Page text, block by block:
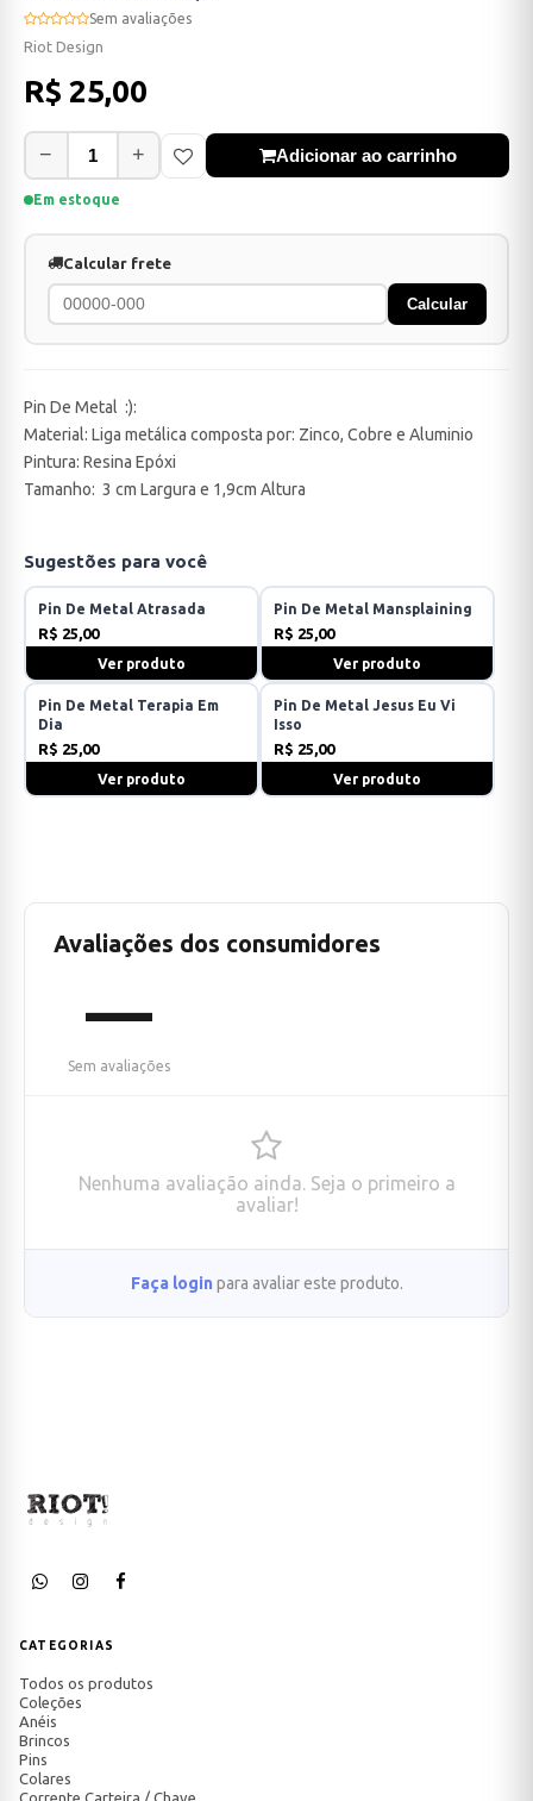
Sem avaliações
Riot Design
R$ 25,00
− + Adicionar ao carrinho
Em estoque
Calcular frete
Calcular
Pin De Metal :):
Material: Liga metálica composta por: Zinco, Cobre e Aluminio
Pintura: Resina Epóxi
Tamanho: 3 cm Largura e 1,9cm Altura
Sugestões para você
Pin De Metal Atrasada
R$ 25,00
Ver produto
Pin De Metal Mansplaining
R$ 25,00
Ver produto
Pin De Metal Terapia Em
Dia
R$ 25,00
Ver produto
Pin De Metal Jesus Eu Vi
Isso
R$ 25,00
Ver produto
Avaliações dos consumidores
—
Sem avaliações
Nenhuma avaliação ainda. Seja o primeiro a
avaliar!
Faça login para avaliar este produto.
CATEGORIAS
Todos os produtos
Coleções
Anéis
Brincos
Pins
Colares